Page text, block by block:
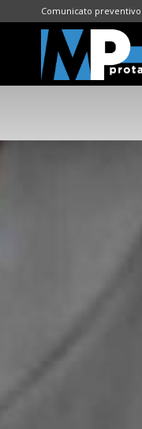
Comunicato